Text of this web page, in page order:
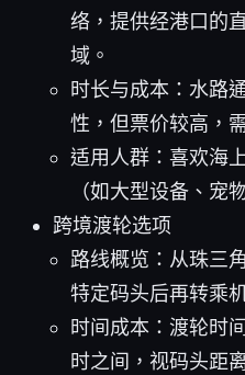
络，提供经港口的
域。
时长与成本：水路
性，但票价较高，
适用人群：喜欢海
（如大型设备、宠
跨境渡轮选项
路线概览：从珠三
特定码头后再转乘
时间成本：渡轮时
时之间，视码头距